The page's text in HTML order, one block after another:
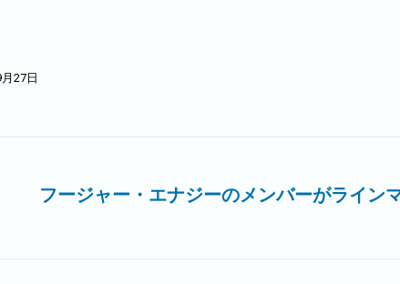
27日
フージャー・エナジーのメンバーがライン